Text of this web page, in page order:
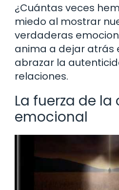
¿Cuántas veces
miedo al mostrar
verdaderas
anima a dejar atrás
abrazar la
relaciones.
La fuerza de la
emocional